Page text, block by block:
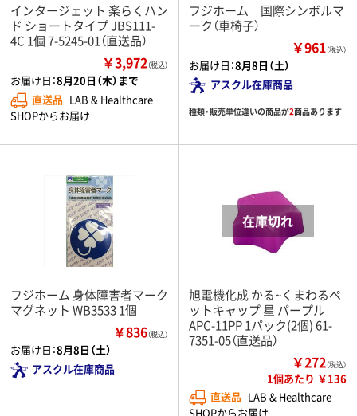
インタージェット 楽らくハン
ド ショートタイプ JBS111-
4C 1個 7-5245-01（直送品）
￥3,972（税込）
お届け日：8月20日（木）まで
直送品 LAB & Healthcare
SHOPからお届け
フジホーム 国際シンボルマ
ーク（車椅子）
￥961（税込）
お届け日：8月8日（土）
アスクル在庫商品
種類・販売単位違いの商品が2商品あります
フジホーム 身体障害者マーク
マグネット WB3533 1個
￥836（税込）
お届け日：8月8日（土）
アスクル在庫商品
旭電機化成 かる~くまわるペ
ットキャップ 星 パープル
APC-11PP 1パック(2個) 61-
7351-05（直送品）
￥272（税込）
1個あたり ￥136
直送品 LAB & Healthcare
SHOPからお届け